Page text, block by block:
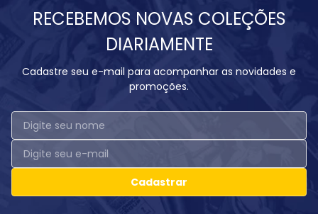
RECEBEMOS NOVAS COLEÇÕES
DIARIAMENTE
Cadastre seu e-mail para acompanhar as novidades e
promoções.
Cadastrar